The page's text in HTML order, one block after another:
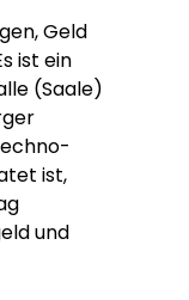
Geld
ist ein
(Saale)
ist,
und